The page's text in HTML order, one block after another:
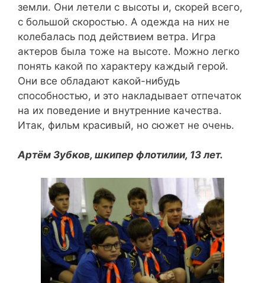
земли. Они летели с высоты и, скорей всего,
с большой скоростью. А одежда на них не
колебалась под действием ветра. Игра
актеров была тоже на высоте. Можно легко
понять какой по характеру каждый герой.
Они все обладают какой-нибудь
способностью, и это накладывает отпечаток
на их поведение и внутренние качества.
Итак, фильм красивый, но сюжет не очень.
Артём Зубков, шкипер флотилии, 13 лет.